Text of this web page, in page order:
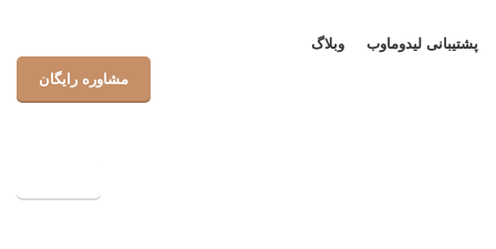
پشتیبانی لیدوماوب وبلاگ
مشاوره رایگان